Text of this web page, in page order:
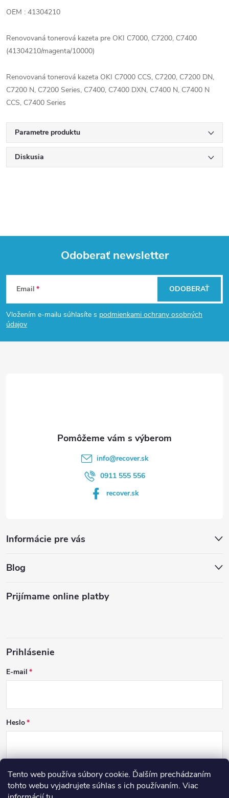
Tento web používa súbory cookie. Ďalším prechádzaním
tohto webu vyjadrujete súhlas s ich používaním. Viac
OEM : 41304210
Renovovaná tonerová kazeta pre OKI C7000, C7200, C7400
(41304210/magenta/10000)
Renovovaná tonerová kazeta OKI C7000 CCS, C7200, C7200 DN,
C7200 N, C7200 Series, C7400, C7400 DXN, C7400 N, C7400 N
CCS, C7400 Series
Parametre produktu
Diskusia
Z
á
p
Odoberať newsletter
Email
Vložením e-mailu súhlasíte s podmienkami ochrany osobných
údajov
ODOBERAŤ
info@recover.sk
0911 555 556
recover.sk
Informácie pre vás
Blog
Prijímame online platby
Prihlásenie
E-mail
Heslo
PRIHLÁSIŤ SA